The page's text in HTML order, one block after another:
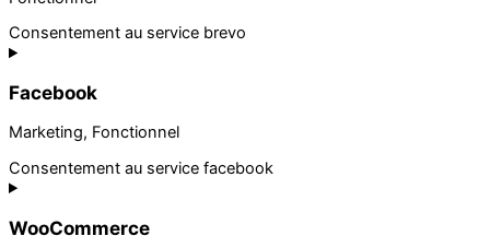
Consentement au service brevo
Facebook
Marketing, Fonctionnel
Consentement au service facebook
WooCommerce